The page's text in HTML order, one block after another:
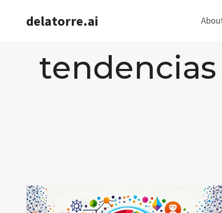
delatorre.ai